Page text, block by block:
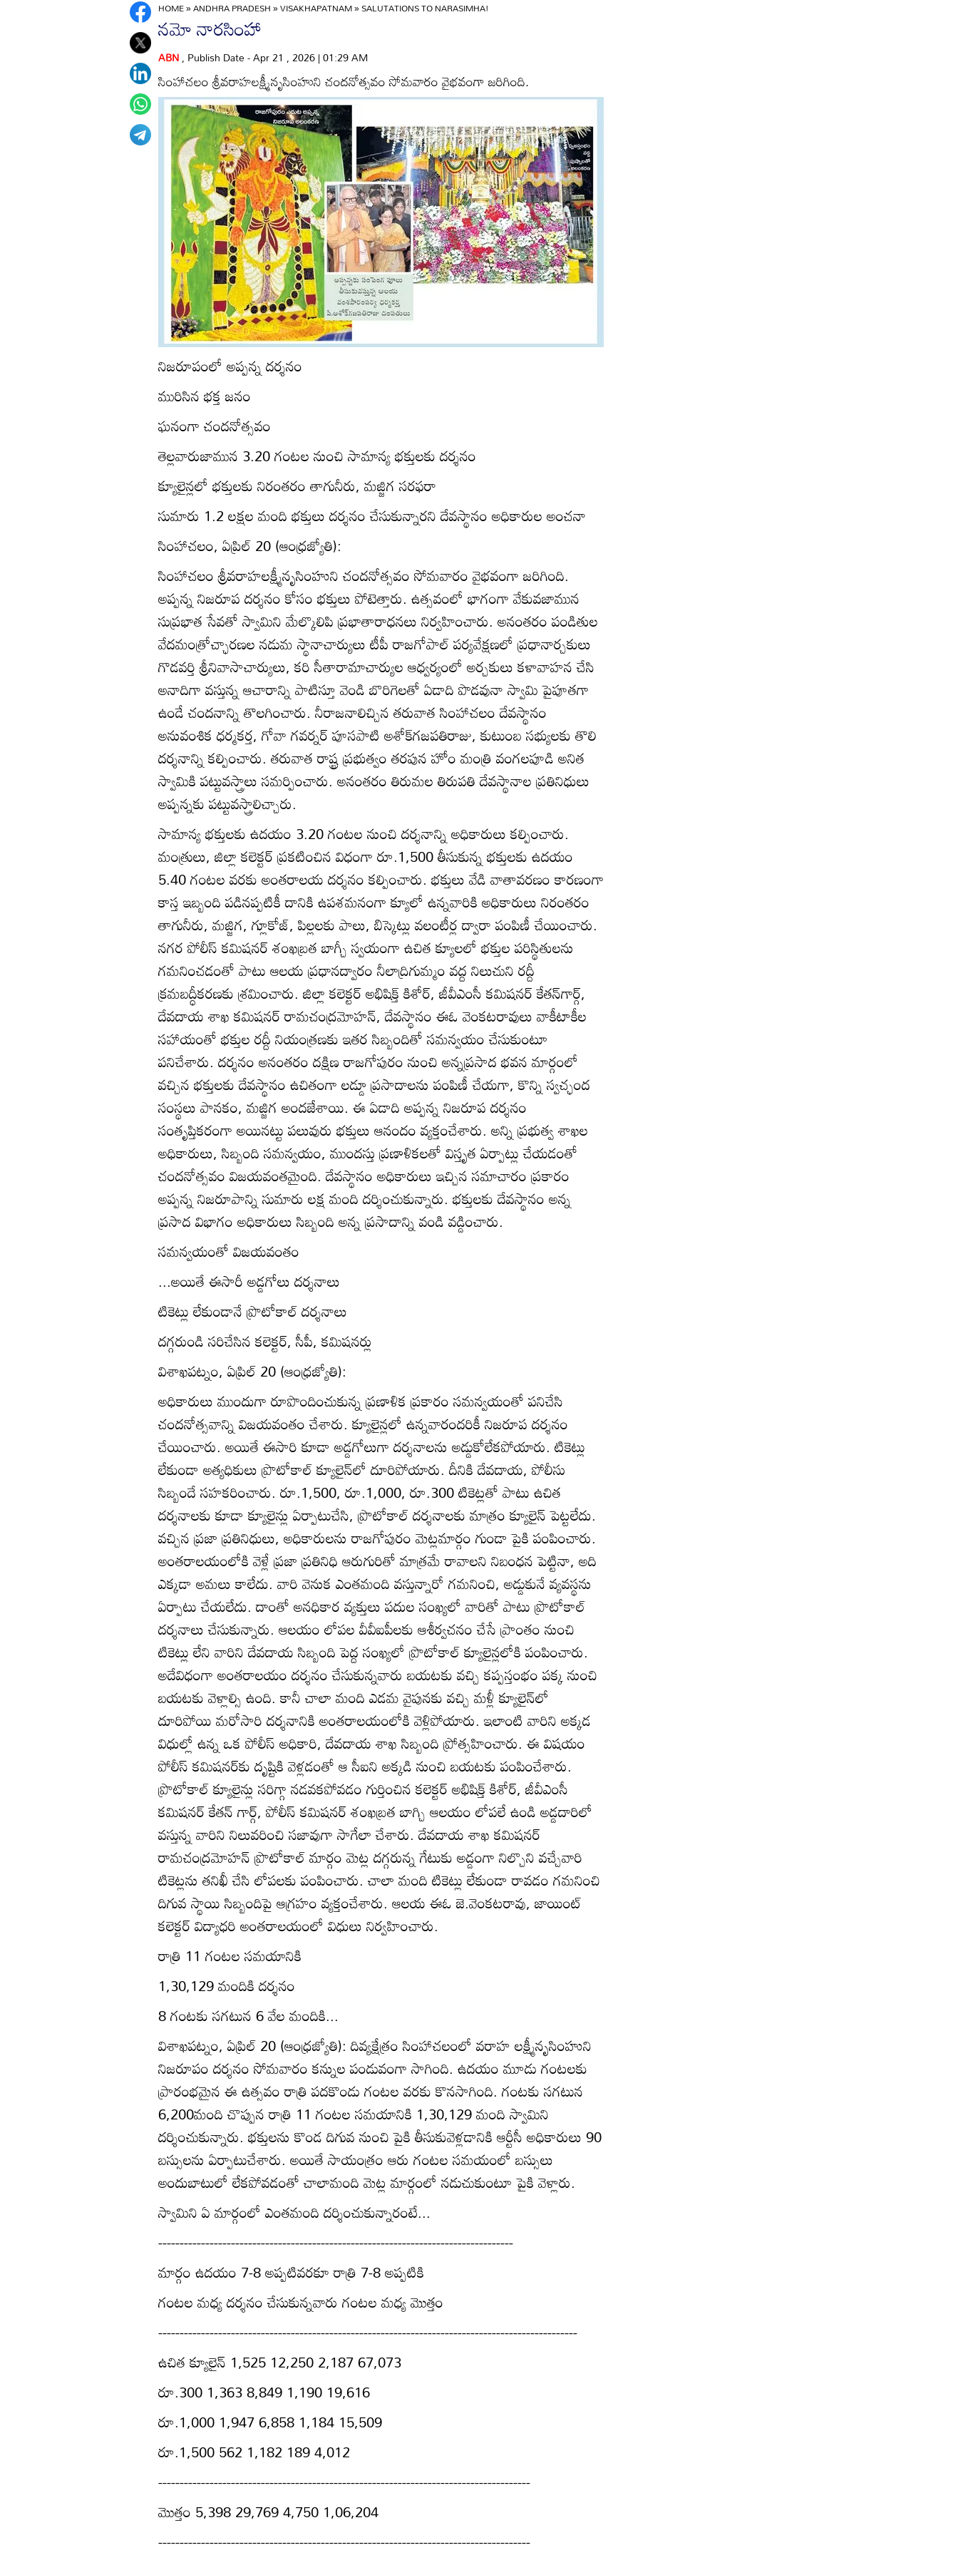
HOME»ANDHRA PRADESH»VISAKHAPATNAM»SALUTATIONS TO NARASIMHA!
నమో నారసింహా
ABN, Publish Date - Apr 21 , 2026 | 01:29 AM
సింహాచలం శ్రీవరాహలక్ష్మీనృసింహుని చందనోత్సవం సోమవారం వైభవంగా జరిగింది.
నిజరూపంలో అప్పన్న దర్శనం
మురిసిన భక్త జనం
ఘనంగా చందనోత్సవం
తెల్లవారుజామున 3.20 గంటల నుంచి సామాన్య భక్తులకు దర్శనం
క్యూలైన్లలో భక్తులకు నిరంతరం తాగునీరు, మజ్జిగ సరఫరా
సుమారు 1.2 లక్షల మంది భక్తులు దర్శనం చేసుకున్నారని దేవస్థానం అధికారుల అంచనా
సింహాచలం, ఏప్రిల్‌ 20 (ఆంధ్రజ్యోతి):
సింహాచలం శ్రీవరాహలక్ష్మీనృసింహుని చందనోత్సవం సోమవారం వైభవంగా జరిగింది.
అప్పన్న నిజరూప దర్శనం కోసం భక్తులు పోటెత్తారు. ఉత్సవంలో భాగంగా వేకువజామున
సుప్రభాత సేవతో స్వామిని మేల్కొలిపి ప్రభాతారాధనలు నిర్వహించారు. అనంతరం పండితుల
వేదమంత్రోచ్ఛారణల నడుమ స్థానాచార్యులు టీపీ రాజగోపాల్‌ పర్యవేక్షణలో ప్రధానార్చకులు
గొడవర్తి శ్రీనివాసాచార్యులు, కరి సీతారామాచార్యుల ఆధ్వర్యంలో అర్చకులు కళావాహన చేసి
అనాదిగా వస్తున్న ఆచారాన్ని పాటిస్తూ వెండి బొరిగెలతో ఏడాది పొడవునా స్వామి పైపూతగా
ఉండే చందనాన్ని తొలగించారు. నీరాజనాలిచ్చిన తరువాత సింహాచలం దేవస్థానం
అనువంశిక ధర్మకర్త, గోవా గవర్నర్‌ పూసపాటి అశోక్‌గజపతిరాజు, కుటుంబ సభ్యులకు తొలి
దర్శనాన్ని కల్పించారు. తరువాత రాష్ట్ర ప్రభుత్వం తరపున హోం మంత్రి వంగలపూడి అనిత
స్వామికి పట్టువస్త్రాలు సమర్పించారు. అనంతరం తిరుమల తిరుపతి దేవస్థానాల ప్రతినిధులు
అప్పన్నకు పట్టువస్త్రాలిచ్చారు.
సామాన్య భక్తులకు ఉదయం 3.20 గంటల నుంచి దర్శనాన్ని అధికారులు కల్పించారు.
మంత్రులు, జిల్లా కలెక్టర్‌ ప్రకటించిన విధంగా రూ.1,500 తీసుకున్న భక్తులకు ఉదయం
5.40 గంటల వరకు అంతరాలయ దర్శనం కల్పించారు. భక్తులు వేడి వాతావరణం కారణంగా
కాస్త ఇబ్బంది పడినప్పటికీ దానికి ఉపశమనంగా క్యూలో ఉన్నవారికి అధికారులు నిరంతరం
తాగునీరు, మజ్జిగ, గ్లూకోజ్‌, పిల్లలకు పాలు, బిస్కెట్లు వలంటీర్ల ద్వారా పంపిణీ చేయించారు.
నగర పోలీస్‌ కమిషనర్‌ శంఖబ్రత బాగ్చీ స్వయంగా ఉచిత క్యూలలో భక్తుల పరిస్థితులను
గమనించడంతో పాటు ఆలయ ప్రధానద్వారం నీలాద్రిగుమ్మం వద్ద నిలుచుని రద్దీ
క్రమబద్ధీకరణకు శ్రమించారు. జిల్లా కలెక్టర్‌ అభిషిక్త్‌ కిశోర్‌, జీవీఎంసీ కమిషనర్‌ కేతన్‌గార్గ్‌,
దేవదాయ శాఖ కమిషనర్‌ రామచంద్రమోహన్‌, దేవస్థానం ఈఓ వెంకటరావులు వాకీటాకీల
సహాయంతో భక్తుల రద్దీ నియంత్రణకు ఇతర సిబ్బందితో సమన్వయం చేసుకుంటూ
పనిచేశారు. దర్శనం అనంతరం దక్షిణ రాజగోపురం నుంచి అన్నప్రసాద భవన మార్గంలో
వచ్చిన భక్తులకు దేవస్థానం ఉచితంగా లడ్డూ ప్రసాదాలను పంపిణీ చేయగా, కొన్ని స్వచ్ఛంద
సంస్థలు పానకం, మజ్జిగ అందజేశాయి. ఈ ఏడాది అప్పన్న నిజరూప దర్శనం
సంతృప్తికరంగా అయినట్టు పలువురు భక్తులు ఆనందం వ్యక్తంచేశారు. అన్ని ప్రభుత్వ శాఖల
అధికారులు, సిబ్బంది సమన్వయం, ముందస్తు ప్రణాళికలతో విస్తృత ఏర్పాట్లు చేయడంతో
చందనోత్సవం విజయవంతమైంది. దేవస్థానం అధికారులు ఇచ్చిన సమాచారం ప్రకారం
అప్పన్న నిజరూపాన్ని సుమారు లక్ష మంది దర్శించుకున్నారు. భక్తులకు దేవస్థానం అన్న
ప్రసాద విభాగం అధికారులు సిబ్బంది అన్న ప్రసాదాన్ని వండి వడ్డించారు.
సమన్వయంతో విజయవంతం
...అయితే ఈసారీ అడ్డగోలు దర్శనాలు
టికెట్లు లేకుండానే ప్రొటోకాల్‌ దర్శనాలు
దగ్గరుండి సరిచేసిన కలెక్టర్‌, సీపీ, కమిషనర్లు
విశాఖపట్నం, ఏప్రిల్‌ 20 (ఆంధ్రజ్యోతి):
అధికారులు ముందుగా రూపొందించుకున్న ప్రణాళిక ప్రకారం సమన్వయంతో పనిచేసి
చందనోత్సవాన్ని విజయవంతం చేశారు. క్యూలైన్లలో ఉన్నవారందరికీ నిజరూప దర్శనం
చేయించారు. అయితే ఈసారి కూడా అడ్డగోలుగా దర్శనాలను అడ్డుకోలేకపోయారు. టికెట్లు
లేకుండా అత్యధికులు ప్రొటోకాల్‌ క్యూలైన్‌లో దూరిపోయారు. దీనికి దేవదాయ, పోలీసు
సిబ్బందే సహకరించారు. రూ.1,500, రూ.1,000, రూ.300 టికెట్లతో పాటు ఉచిత
దర్శనాలకు కూడా క్యూలైన్లు ఏర్పాటుచేసి, ప్రొటోకాల్‌ దర్శనాలకు మాత్రం క్యూలైన్‌ పెట్టలేదు.
వచ్చిన ప్రజా ప్రతినిధులు, అధికారులను రాజగోపురం మెట్లమార్గం గుండా పైకి పంపించారు.
అంతరాలయంలోకి వెళ్లే ప్రజా ప్రతినిధి ఆరుగురితో మాత్రమే రావాలని నిబంధన పెట్టినా, అది
ఎక్కడా అమలు కాలేదు. వారి వెనుక ఎంతమంది వస్తున్నారో గమనించి, అడ్డుకునే వ్యవస్థను
ఏర్పాటు చేయలేదు. దాంతో అనధికార వ్యక్తులు పదుల సంఖ్యలో వారితో పాటు ప్రొటోకాల్‌
దర్శనాలు చేసుకున్నారు. ఆలయం లోపల వీవీఐపీలకు ఆశీర్వచనం చేసే ప్రాంతం నుంచి
టికెట్లు లేని వారిని దేవదాయ సిబ్బంది పెద్ద సంఖ్యలో ప్రొటోకాల్‌ క్యూలైన్లలోకి పంపించారు.
అదేవిధంగా అంతరాలయం దర్శనం చేసుకున్నవారు బయటకు వచ్చి కప్పస్తంభం పక్క నుంచి
బయటకు వెళ్లాల్సి ఉంది. కానీ చాలా మంది ఎడమ వైపునకు వచ్చి మళ్లీ క్యూలైన్‌లో
దూరిపోయి మరోసారి దర్శనానికి అంతరాలయంలోకి వెళ్లిపోయారు. ఇలాంటి వారిని అక్కడ
విధుల్లో ఉన్న ఒక పోలీస్‌ అధికారి, దేవదాయ శాఖ సిబ్బంది ప్రోత్సహించారు. ఈ విషయం
పోలీస్‌ కమిషనర్‌కు దృష్టికి వెళ్లడంతో ఆ సీఐని అక్కడి నుంచి బయటకు పంపించేశారు.
ప్రొటోకాల్‌ క్యూలైన్లు సరిగ్గా నడవకపోవడం గుర్తించిన కలెక్టర్‌ అభిషిక్త్‌ కిశోర్‌, జీవీఎంసీ
కమిషనర్‌ కేతన్‌ గార్గ్‌, పోలీస్‌ కమిషనర్‌ శంఖబ్రత బాగ్చి ఆలయం లోపలే ఉండి అడ్డదారిలో
వస్తున్న వారిని నిలువరించి సజావుగా సాగేలా చేశారు. దేవదాయ శాఖ కమిషనర్‌
రామచంద్రమోహన్‌ ప్రొటోకాల్‌ మార్గం మెట్ల దగ్గరున్న గేటుకు అడ్డంగా నిల్చొని వచ్చేవారి
టికెట్లను తనిఖీ చేసి లోపలకు పంపించారు. చాలా మంది టికెట్లు లేకుండా రావడం గమనించి
దిగువ స్థాయి సిబ్బందిపై ఆగ్రహం వ్యక్తంచేశారు. ఆలయ ఈఓ జె.వెంకటరావు, జాయింట్‌
కలెక్టర్‌ విద్యాధరి అంతరాలయంలో విధులు నిర్వహించారు.
రాత్రి 11 గంటల సమయానికి
1,30,129 మందికి దర్శనం
8 గంటకు సగటున 6 వేల మందికి...
విశాఖపట్నం, ఏప్రిల్‌ 20 (ఆంధ్రజ్యోతి): దివ్యక్షేత్రం సింహాచలంలో వరాహ లక్ష్మీనృసింహుని
నిజరూపం దర్శనం సోమవారం కన్నుల పండువంగా సాగింది. ఉదయం మూడు గంటలకు
ప్రారంభమైన ఈ ఉత్సవం రాత్రి పదకొండు గంటల వరకు కొనసాగింది. గంటకు సగటున
6,200మంది చొప్పున రాత్రి 11 గంటల సమయానికి 1,30,129 మంది స్వామిని
దర్శించుకున్నారు. భక్తులను కొండ దిగువ నుంచి పైకి తీసుకువెళ్లడానికి ఆర్టీసీ అధికారులు 90
బస్సులను ఏర్పాటుచేశారు. అయితే సాయంత్రం ఆరు గంటల సమయంలో బస్సులు
అందుబాటులో లేకపోవడంతో చాలామంది మెట్ల మార్గంలో నడుచుకుంటూ పైకి వెళ్లారు.
స్వామిని ఏ మార్గంలో ఎంతమంది దర్శించుకున్నారంటే...
-----------------------------------------------------------------------------------
మార్గం ఉదయం 7-8 అప్పటివరకూ రాత్రి 7-8 అప్పటికి
గంటల మధ్య దర్శనం చేసుకున్నవారు గంటల మధ్య మొత్తం
--------------------------------------------------------------------------------------------------
ఉచిత క్యూలైన్‌ 1,525 12,250 2,187 67,073
రూ.300 1,363 8,849 1,190 19,616
రూ.1,000 1,947 6,858 1,184 15,509
రూ.1,500 562 1,182 189 4,012
---------------------------------------------------------------------------------------
మొత్తం 5,398 29,769 4,750 1,06,204
---------------------------------------------------------------------------------------